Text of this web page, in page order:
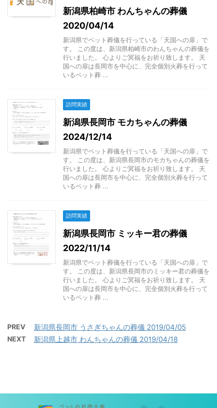
新潟県柏崎市 わんちゃんの葬儀
2020/04/14
新潟県でペット葬儀を行っている「天国への扉」で
す。 この度は、新潟県柏崎市のわんちゃんの葬儀を
行いました。 心よりご冥福をお祈り致します。 天
国への扉は長岡市を中心に、完全個別火葬を行って
いるペット葬 ...
訪問実績
新潟県長岡市 モカちゃんの葬儀
2024/12/14
新潟県でペット葬儀を行っている「天国への扉」で
す。 この度は、新潟県長岡市のモカちゃんの葬儀を
行いました。 心よりご冥福をお祈り致します。 天
国への扉は長岡市を中心に、完全個別火葬を行って
いるペット葬 ...
訪問実績
新潟県長岡市 ミッキー君の葬儀
2022/11/14
新潟県でペット葬儀を行っている「天国への扉」で
す。 この度は、新潟県長岡市のミッキー君の葬儀を
行いました。 心よりご冥福をお祈り致します。 天
国への扉は長岡市を中心に、完全個別火葬を行って
いるペット葬 ...
PREV 新潟県長岡市 うさぎちゃんの葬儀 2019/04/05
NEXT 新潟県上越市 わんちゃんの葬儀 2019/04/18